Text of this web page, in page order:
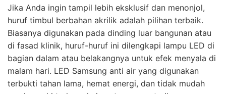
Jika Anda ingin tampil lebih eksklusif dan menonjol,
huruf timbul berbahan akrilik adalah pilihan terbaik.
Biasanya digunakan pada dinding luar bangunan atau
di fasad klinik, huruf-huruf ini dilengkapi lampu LED di
bagian dalam atau belakangnya untuk efek menyala di
malam hari. LED Samsung anti air yang digunakan
terbukti tahan lama, hemat energi, dan tidak mudah